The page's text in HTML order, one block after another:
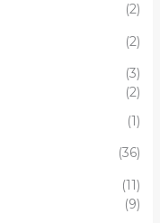
(2)
(2)
(3)
(2)
(1)
(36)
(11)
(9)